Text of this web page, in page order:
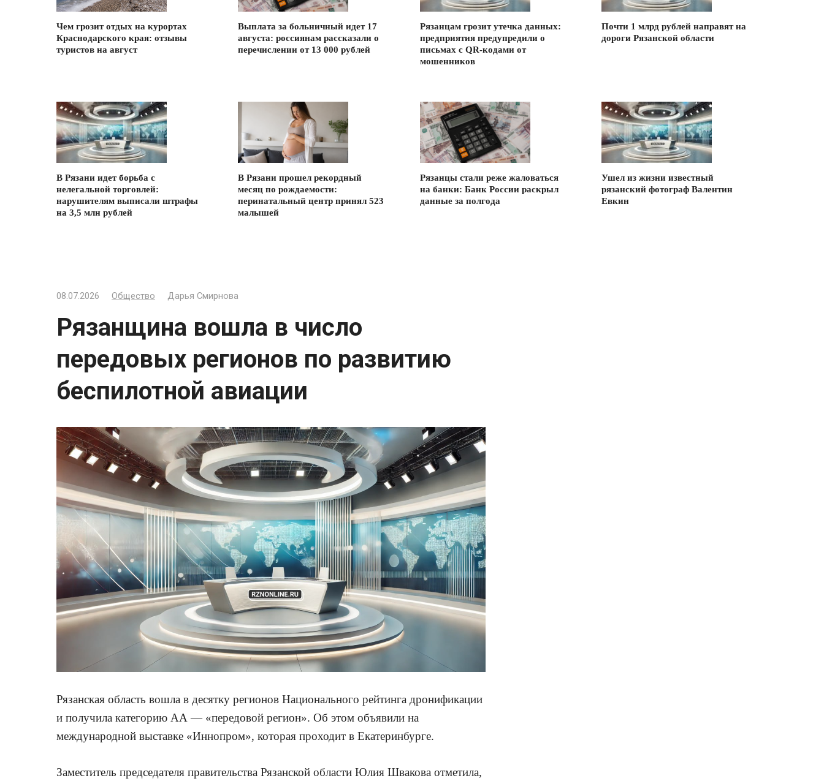
Чем грозит отдых на курортах
Краснодарского края: отзывы
туристов на август
Выплата за больничный идет 17
августа: россиянам рассказали о
перечислении от 13 000 рублей
Рязанцам грозит утечка данных:
предприятия предупредили о
письмах с QR-кодами от
мошенников
Почти 1 млрд рублей направят на
дороги Рязанской области
В Рязани идет борьба с
нелегальной торговлей:
нарушителям выписали штрафы
на 3,5 млн рублей
В Рязани прошел рекордный
месяц по рождаемости:
перинатальный центр принял 523
малышей
Рязанцы стали реже жаловаться
на банки: Банк России раскрыл
данные за полгода
Ушел из жизни известный
рязанский фотограф Валентин
Евкин
08.07.2026 Общество Дарья Смирнова
Рязанщина вошла в число
передовых регионов по развитию
беспилотной авиации
Рязанская область вошла в десятку регионов Национального рейтинга дронификации
и получила категорию АА — «передовой регион». Об этом объявили на
международной выставке «Иннопром», которая проходит в Екатеринбурге.
Заместитель председателя правительства Рязанской области Юлия Швакова отметила,